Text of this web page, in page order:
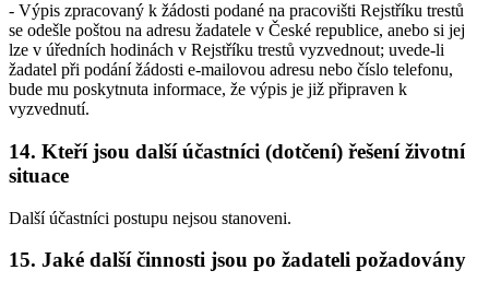
- Výpis zpracovaný k žádosti podané na pracovišti Rejstříku trestů
se odešle poštou na adresu žadatele v České republice, anebo si jej
lze v úředních hodinách v Rejstříku trestů vyzvednout; uvede-li
žadatel při podání žádosti e-mailovou adresu nebo číslo telefonu,
bude mu poskytnuta informace, že výpis je již připraven k
vyzvednutí.
14. Kteří jsou další účastníci (dotčení) řešení životní
situace
Další účastníci postupu nejsou stanoveni.
15. Jaké další činnosti jsou po žadateli požadovány